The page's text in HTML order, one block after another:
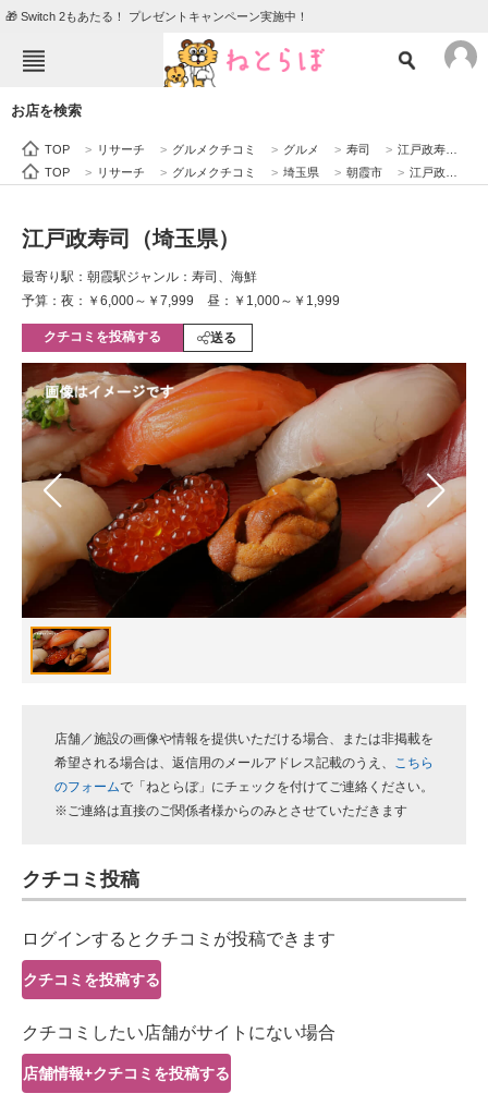
🎁 Switch 2もあたる！ プレゼントキャンペーン実施中！
エンタメ クイズ
住まい
動物 リサーチ
会員記事
メディア
注目記事を集めた総合ページ
ITの今と未来を見通す
スマホと通信の最新トレンド
進化するPCとデバイスの未来
好きが集まる 比べて選べる
ビジネスと働き方のヒント
企業ITのトレンドを詳説
経営リーダーのコミュニティ
ITエンジニア向け専門サイト
企業向けIT製品の総合サイト
IT製品の技術・比較・事例
製造業のIT導入・活用を支援
お店を検索
TOP > リサーチ > グルメクチコミ > グルメ > 寿司 > 江戸政寿司（埼玉県）
TOP
> リサーチ > グルメクチコミ > 埼玉県 > 朝霞市 > 江戸政寿司（埼玉県）
江戸政寿司（埼玉県）
最寄り駅：朝霞駅ジャンル：寿司、海鮮
予算：夜：￥6,000～￥7,999 昼：￥1,000～￥1,999
クチコミを投稿する 送る
店舗／施設の画像や情報を提供いただける場合、または非掲載を
希望される場合は、返信用のメールアドレス記載のうえ、 こちら
のフォームで「ねとらぼ」にチェックを付けてご連絡ください。
※ご連絡は直接のご関係者様からのみとさせていただきます
クチコミ投稿
ログインするとクチコミが投稿できます
クチコミを投稿する
クチコミしたい店舗がサイトにない場合
店舗情報+クチコミを投稿する